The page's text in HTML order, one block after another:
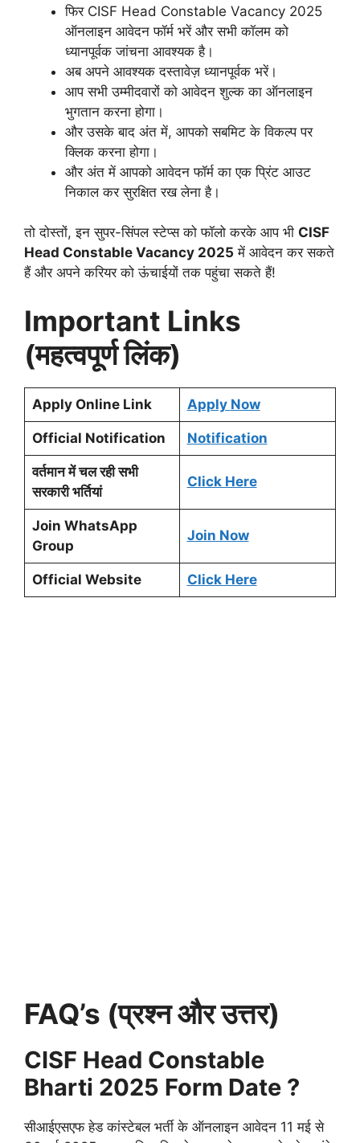
फिर CISF Head Constable Vacancy 2025
ऑनलाइन आवेदन फॉर्म भरें और सभी कॉलम को
ध्यानपूर्वक जांचना आवश्यक है।
अब अपने आवश्यक दस्तावेज़ ध्यानपूर्वक भरें।
आप सभी उम्मीदवारों को आवेदन शुल्क का ऑनलाइन
भुगतान करना होगा।
और उसके बाद अंत में, आपको सबमिट के विकल्प पर
क्लिक करना होगा।
और अंत में आपको आवेदन फॉर्म का एक प्रिंट आउट
निकाल कर सुरक्षित रख लेना है।
तो दोस्तों, इन सुपर-सिंपल स्टेप्स को फॉलो करके आप भी CISF
Head Constable Vacancy 2025 में आवेदन कर सकते
हैं और अपने करियर को ऊंचाईयों तक पहुंचा सकते हैं!
Important Links
(महत्वपूर्ण लिंक)
Apply Online Link Apply Now
Official Notification Notification
वर्तमान में चल रही सभी
सरकारी भर्तियां
Click Here
Join WhatsApp
Group
Join Now
Official Website Click Here
FAQ’s (प्रश्न और उत्तर)
CISF Head Constable
Bharti 2025 Form Date ?
सीआईएसएफ हेड कांस्टेबल भर्ती के ऑनलाइन आवेदन 11 मई से